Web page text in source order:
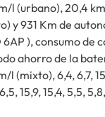
l (urbano), 20,4
y 931 Km de
), consumo de
ahorro de la
l (mixto), 6,4, 6,7,
15,9, 15,4, 5,5,